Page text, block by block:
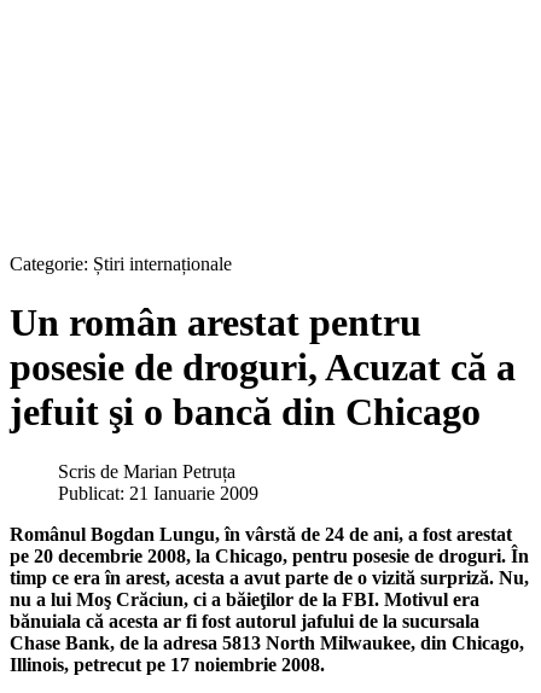
Categorie: Știri internaționale
Un român arestat pentru
posesie de droguri, Acuzat că a
jefuit şi o bancă din Chicago
Scris de Marian Petruța
Publicat: 21 Ianuarie 2009
Românul Bogdan Lungu, în vârstă de 24 de ani, a fost arestat
pe 20 decembrie 2008, la Chicago, pentru posesie de droguri. În
timp ce era în arest, acesta a avut parte de o vizită surpriză. Nu,
nu a lui Moş Crăciun, ci a băieţilor de la FBI. Motivul era
bănuiala că acesta ar fi fost autorul jafului de la sucursala
Chase Bank, de la adresa 5813 North Milwaukee, din Chicago,
Illinois, petrecut pe 17 noiembrie 2008.